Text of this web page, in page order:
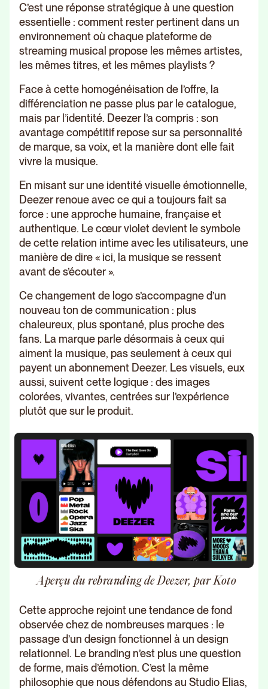
C’est une réponse stratégique à une question
essentielle : comment rester pertinent dans un
environnement où chaque plateforme de
streaming musical propose les mêmes artistes,
les mêmes titres, et les mêmes playlists ?
Face à cette homogénéisation de l’offre, la
différenciation ne passe plus par le catalogue,
mais par l’identité. Deezer l’a compris : son
avantage compétitif repose sur sa personnalité
de marque, sa voix, et la manière dont elle fait
vivre la musique.
En misant sur une identité visuelle émotionnelle,
Deezer renoue avec ce qui a toujours fait sa
force : une approche humaine, française et
authentique. Le cœur violet devient le symbole
de cette relation intime avec les utilisateurs, une
manière de dire « ici, la musique se ressent
avant de s’écouter ».
Ce changement de logo s’accompagne d’un
nouveau ton de communication : plus
chaleureux, plus spontané, plus proche des
fans. La marque parle désormais à ceux qui
aiment la musique, pas seulement à ceux qui
payent un abonnement Deezer. Les visuels, eux
aussi, suivent cette logique : des images
colorées, vivantes, centrées sur l’expérience
plutôt que sur le produit.
Aperçu du rebranding de Deezer, par Koto
Cette approche rejoint une tendance de fond
observée chez de nombreuses marques : le
passage d’un design fonctionnel à un design
relationnel. Le branding n’est plus une question
de forme, mais d’émotion. C’est la même
philosophie que nous défendons au Studio Elias,